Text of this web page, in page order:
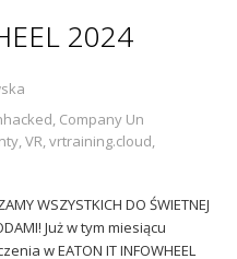
2024
, Company Un
,VR,vrtraining.cloud,
WSZYSTKICH DO ŚWIETNEJ
Już w tym miesiącu
w EATON IT INFOWHEEL